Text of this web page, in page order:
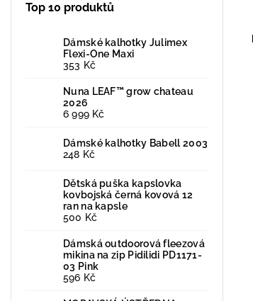
Top 10 produktů
Dámské kalhotky Julimex
Flexi-One Maxi
353 Kč
Nuna LEAF™ grow chateau
2026
6 999 Kč
Dámské kalhotky Babell 2003
248 Kč
Dětská puška kapslovka
kovbojská černá kovová 12
ran na kapsle
500 Kč
Dámská outdoorová fleezová
mikina na zip Pidilidi PD1171-
03 Pink
596 Kč